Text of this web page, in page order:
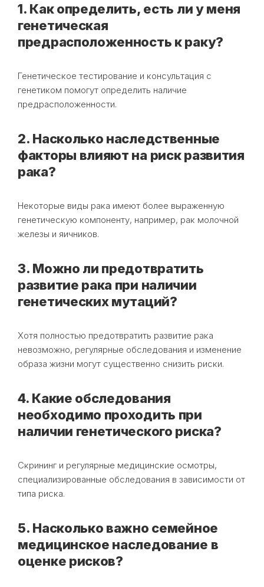
1. Как определить, есть ли у меня
генетическая
предрасположенность к раку?
Генетическое тестирование и консультация с
генетиком помогут определить наличие
предрасположенности.
2. Насколько наследственные
факторы влияют на риск развития
рака?
Некоторые виды рака имеют более выраженную
генетическую компоненту, например, рак молочной
железы и яичников.
3. Можно ли предотвратить
развитие рака при наличии
генетических мутаций?
Хотя полностью предотвратить развитие рака
невозможно, регулярные обследования и изменение
образа жизни могут существенно снизить риски.
4. Какие обследования
необходимо проходить при
наличии генетического риска?
Скрининг и регулярные медицинские осмотры,
специализированные обследования в зависимости от
типа риска.
5. Насколько важно семейное
медицинское наследование в
оценке рисков?